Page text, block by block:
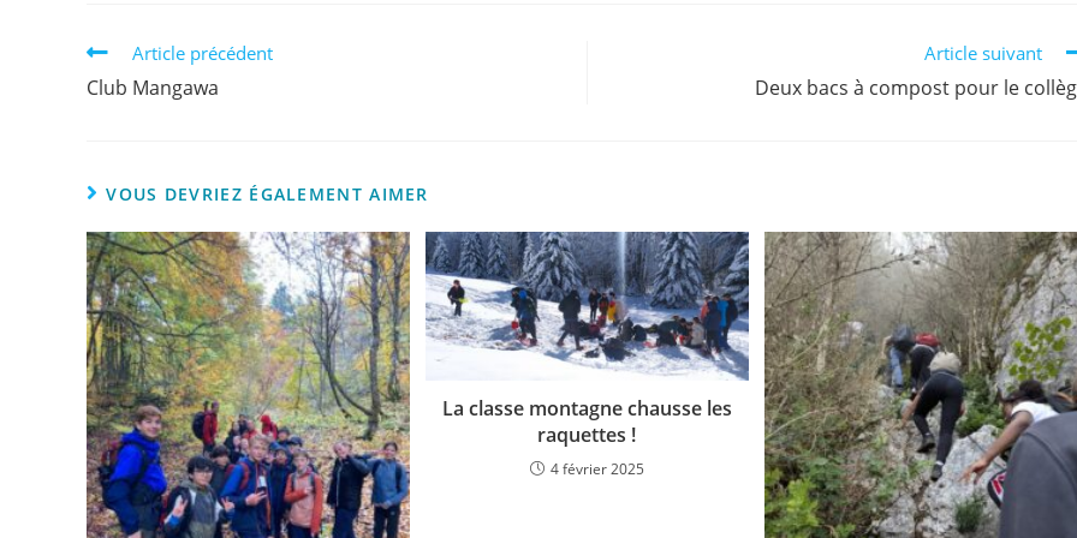
Article précédent
Club Mangawa
Article suivant
Deux bacs à compost pour le
VOUS DEVRIEZ ÉGALEMENT AIMER
La classe montagne chausse les
raquettes !
4 février 2025